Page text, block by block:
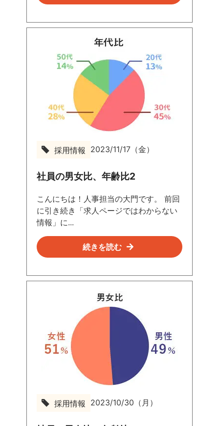
採用情報 2023/11/17（金）
社員の男女比、年齢比2
こんにちは！人事担当の大門です。 前回
に引き続き「求人ページではわからない
情報」に...
続きを読む
採用情報 2023/10/30（月）